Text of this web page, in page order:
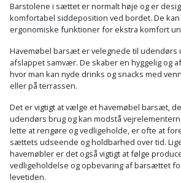
Stålbørste
Stemmejern
Stige
Stillads
Tænger
Tagpapbrænder
Multisliber
Nedbrydningshammer
Overfræser
Overfræsertilbehør
Polermaskine
Rillefræser
Rengøring
Shelter
Sikkerhed
i
hjemmet
Skadedyrsbekæmpelse
Skraldespandsskjuler
Barstolene i sættet er normalt høje og er
komfortabel siddeposition ved bordet. De
ergonomiske funktioner for ekstra komfort
Havemøbel barsæt er velegnede til udendørs
afslappet samvær. De skaber en hyggelig og
hvor man kan nyde drinks og snacks med
eller på terrassen.
Det er vigtigt at vælge et havemøbel barsæt,
udendørs brug og kan modstå
lette at rengøre og vedligeholde, er ofte at
sættets udseende og holdbarhed over tid.
havemøbler er det også vigtigt at følge
vedligeholdelse og opbevaring af barsættet
levetiden.